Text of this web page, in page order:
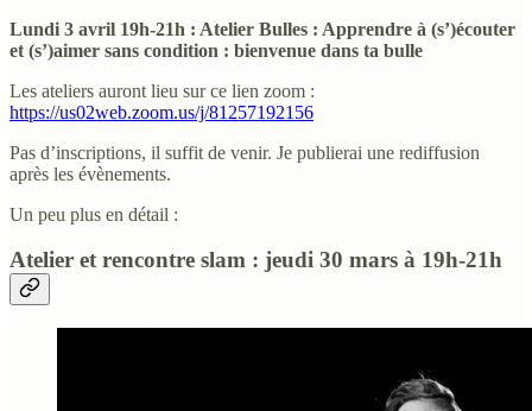
Lundi 3 avril 19h-21h : Atelier Bulles : Apprendre à (s’)écouter
et (s’)aimer sans condition : bienvenue dans ta bulle
Les ateliers auront lieu sur ce lien zoom :
https://us02web.zoom.us/j/81257192156
Pas d’inscriptions, il suffit de venir. Je publierai une rediffusion
après les évènements.
Un peu plus en détail :
Atelier et rencontre slam : jeudi 30 mars à 19h-21h